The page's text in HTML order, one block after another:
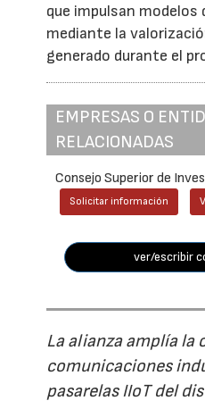
que impulsan modelos
mediante la
generado durante el
EMPRESAS O
RELACIONADAS
Consejo Superior de
Solicitar información
ver/escribir
La alianza amplía la
comunicaciones
pasarelas IIoT del